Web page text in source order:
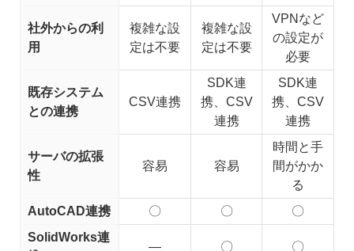
社外からの利
用
複雑な設
定は不要
複雑な設
定は不要
VPNなど
の設定が
必要
既存システム
との連携
CSV連携
SDK連
携、CSV
連携
SDK連
携、CSV
連携
サーバの拡張
性
容易 容易
時間と手
間がかか
る
AutoCAD連携
〇 〇
〇
SolidWorks連
― 〇 〇